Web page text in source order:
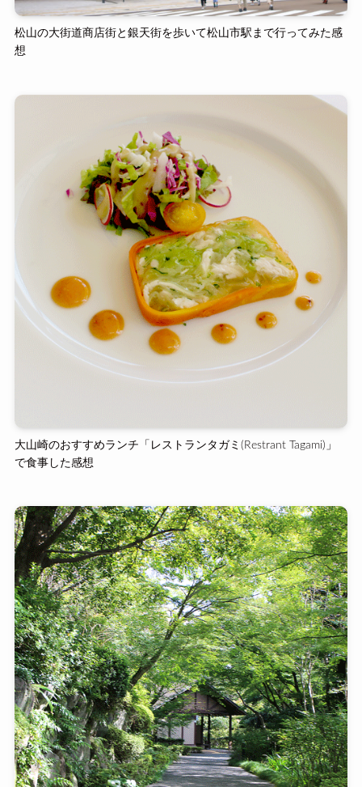
松山の大街道商店街と銀天街を歩いて松山市駅まで行ってみた感
想
大山崎のおすすめランチ「レストランタガミ(Restrant Tagami)」
で食事した感想